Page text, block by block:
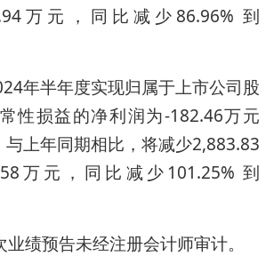
万元，同比减少86.96% 到
年半年度实现归属于上市公司股
性损益的净利润为-182.46万元
上年同期相比，将减少2,883.83
万元，同比减少101.25% 到
业绩预告未经注册会计师审计。